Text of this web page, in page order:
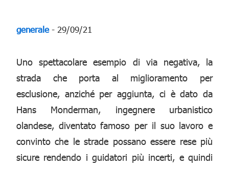
generale- 29/09/21
Uno spettacolare esempio di via negativa, la
strada che porta al miglioramento per
esclusione, anziché per aggiunta, ci è dato da
Hans Monderman, ingegnere urbanistico
olandese, diventato famoso per il suo lavoro e
convinto che le strade possano essere rese più
sicure rendendo i guidatori più incerti, e quindi